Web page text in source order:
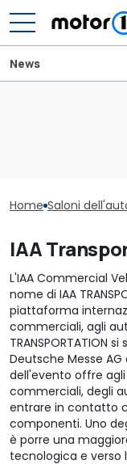
News
Home Saloni
IAA
L'IAA Commercial
nome di IAA
piattaforma
commerciali, agli
TRANSPORTATION
Deutsche Messe
dell'evento offre
commerciali, degli
entrare in contatto
componenti. Uno
è porre una
tecnologica e